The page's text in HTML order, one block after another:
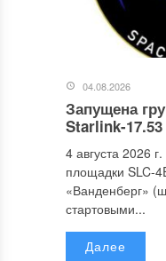
04.08.2026
Запущена
Starlink-17.53
4 августа 2026
площадки SLC-
«Ванденберг»
стартовыми...
Далее